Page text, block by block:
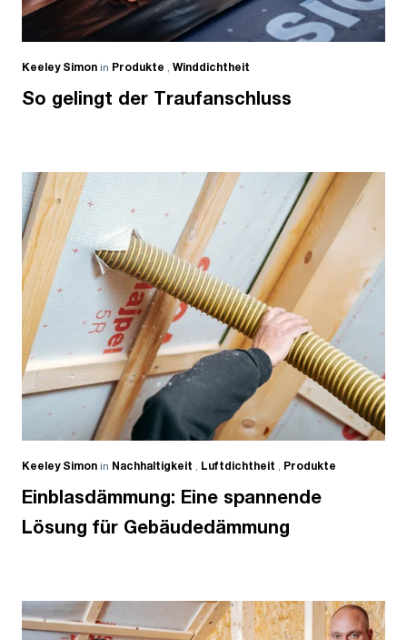
Keeley Simon in Produkte , Winddichtheit
So gelingt der Traufanschluss
Keeley Simon in Nachhaltigkeit , Luftdichtheit , Produkte
Einblasdämmung: Eine spannende
Lösung für Gebäudedämmung